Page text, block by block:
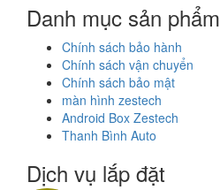
Danh mục sản phẩm
Chính sách bảo hành
Chính sách vận chuyển
Chính sách bảo mật
màn hình zestech
Android Box Zestech
Thanh Bình Auto
Dịch vụ lắp đặt